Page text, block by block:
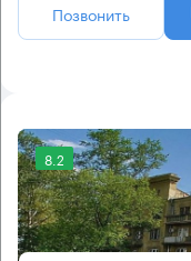
Позвонить
8.2